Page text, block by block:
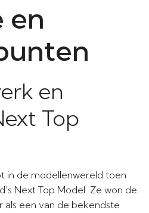
en
en
Top
in de modellenwereld toen
Next Top Model. Ze won de
een van de bekendste